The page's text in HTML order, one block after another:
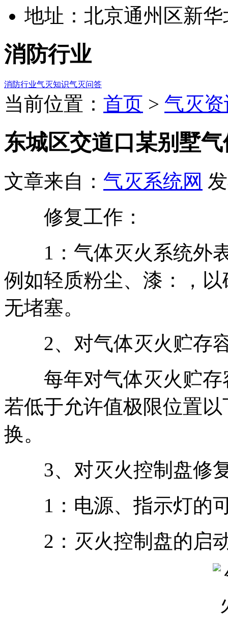
地址：北京通州区新华
消防行业
消防行业气灭知识气灭问答
当前位置： 首页 > 气灭
东城区交道口某别墅
文章来自： 气灭系统网
修复工作：
1：气体灭火系统外表
例如轻质粉尘、漆：，
无堵塞。
2、对气体灭火贮存
每年对气体灭火贮存
若低于允许值极限位置
换。
3、对灭火控制盘修
1：电源、指示灯的
2：灭火控制盘的启动